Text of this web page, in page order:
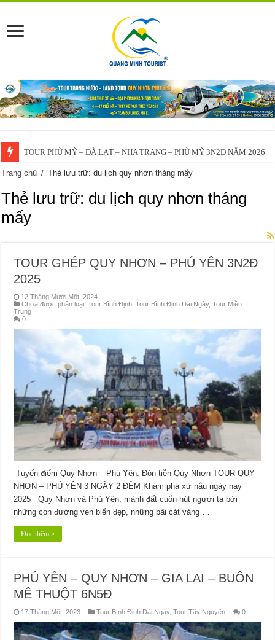
TOUR PHÙ MỸ – ĐÀ LẠT – NHA TRANG – PHÙ MỸ 3N2Đ NĂM 2026
VĨNH THẠNH – ĐÀ LẠT – NHA TRANG – VĨNH THẠNH 3N2Đ – 2025
Trang chủ / Thẻ lưu trữ: du lịch quy nhơn tháng mấy
Thẻ lưu trữ: du lịch quy nhơn tháng
mấy
TOUR GHÉP QUY NHƠN – PHÚ YÊN 3N2Đ
2025
12 Tháng Mười Một, 2024
Chưa được phân loại,Tour Bình Định,Tour Bình Định Dài Ngày,Tour Miền
Trung
0
Tuyến điểm Quy Nhơn – Phú Yên: Đón tiễn Quy Nhơn TOUR QUY
NHƠN – PHÚ YÊN 3 NGÀY 2 ĐÊM Khám phá xứ nẫu ngày nay
2025 Quy Nhơn và Phú Yên, mảnh đất cuốn hút người ta bởi
những con đường ven biển đẹp, những bãi cát vàng …
Đọc thêm »
PHÚ YÊN – QUY NHƠN – GIA LAI – BUÔN
MÊ THUỘT 6N5Đ
17 Tháng Một, 2023 Tour Bình Định Dài Ngày,Tour Tây Nguyên 0